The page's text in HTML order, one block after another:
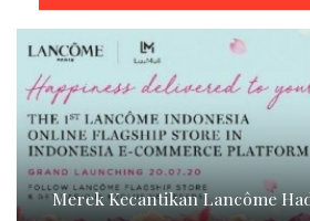
Merek Kecantikan Lancôme